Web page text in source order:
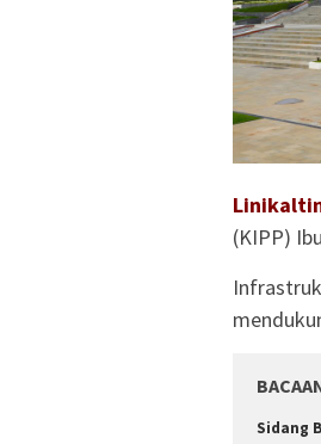
(KIPP)
Sidang